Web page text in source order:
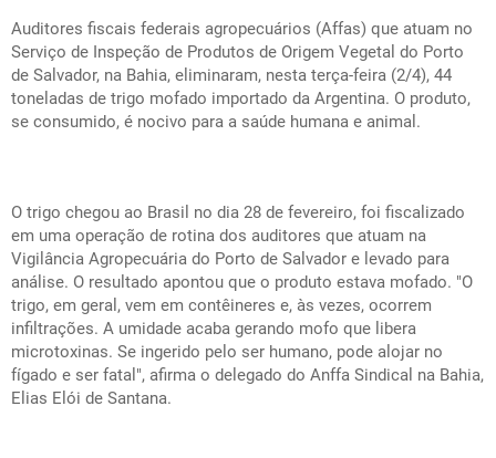
Auditores fiscais federais agropecuários (Affas) que atuam no
Serviço de Inspeção de Produtos de Origem Vegetal do Porto
de Salvador, na Bahia, eliminaram, nesta terça-feira (2/4), 44
toneladas de trigo mofado importado da Argentina. O produto,
se consumido, é nocivo para a saúde humana e animal.
O trigo chegou ao Brasil no dia 28 de fevereiro, foi fiscalizado
em uma operação de rotina dos auditores que atuam na
Vigilância Agropecuária do Porto de Salvador e levado para
análise. O resultado apontou que o produto estava mofado. "O
trigo, em geral, vem em contêineres e, às vezes, ocorrem
infiltrações. A umidade acaba gerando mofo que libera
microtoxinas. Se ingerido pelo ser humano, pode alojar no
fígado e ser fatal", afirma o delegado do Anffa Sindical na Bahia,
Elias Elói de Santana.